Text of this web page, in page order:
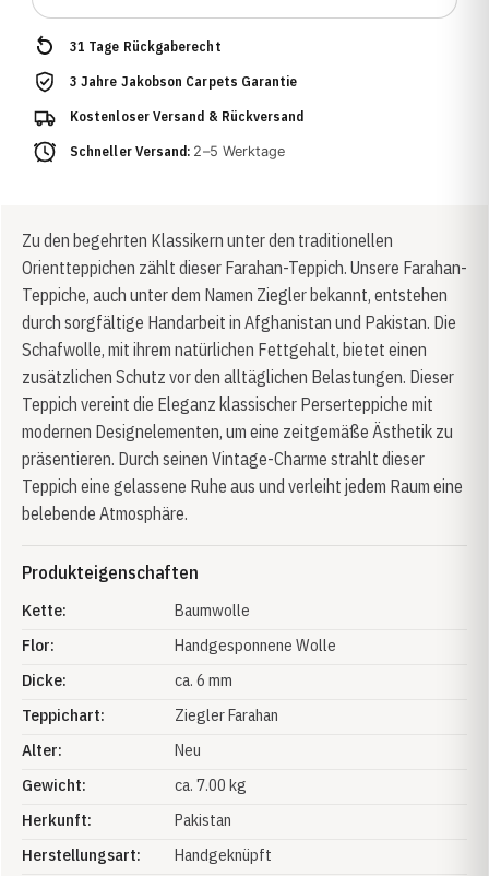
31 Tage Rückgaberecht
3 Jahre Jakobson Carpets Garantie
Kostenloser Versand & Rückversand
Schneller Versand: 2–5 Werktage
Zu den begehrten Klassikern unter den traditionellen
Orientteppichen zählt dieser Farahan-Teppich. Unsere Farahan-
Teppiche, auch unter dem Namen Ziegler bekannt, entstehen
durch sorgfältige Handarbeit in Afghanistan und Pakistan. Die
Schafwolle, mit ihrem natürlichen Fettgehalt, bietet einen
zusätzlichen Schutz vor den alltäglichen Belastungen. Dieser
Teppich vereint die Eleganz klassischer Perserteppiche mit
modernen Designelementen, um eine zeitgemäße Ästhetik zu
präsentieren. Durch seinen Vintage-Charme strahlt dieser
Teppich eine gelassene Ruhe aus und verleiht jedem Raum eine
belebende Atmosphäre.
Produkteigenschaften
Kette:
Baumwolle
Flor:
Handgesponnene Wolle
Dicke:
ca. 6 mm
Teppichart:
Ziegler Farahan
Alter:
Neu
Gewicht:
ca. 7.00 kg
Herkunft:
Pakistan
Herstellungsart:
Handgeknüpft